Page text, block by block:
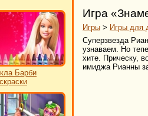
Барби
Игра
Игры > Игры для
Суперзвезда
узнаваем. Но
хите. Прическу,
имиджа Рианны